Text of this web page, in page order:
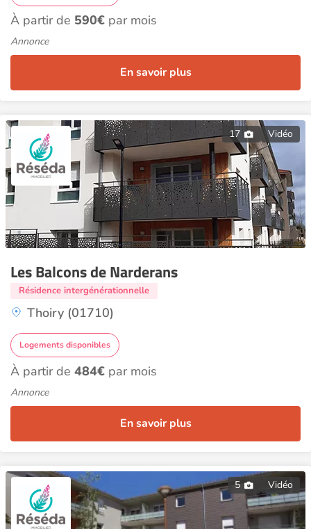
À partir de 590€ par mois
Annonce
En savoir plus
17 Vidéo
Les Balcons de Narderans
Résidence intergénérationnelle
Thoiry (01710)
Logements disponibles
À partir de 484€ par mois
Annonce
En savoir plus
5 Vidéo